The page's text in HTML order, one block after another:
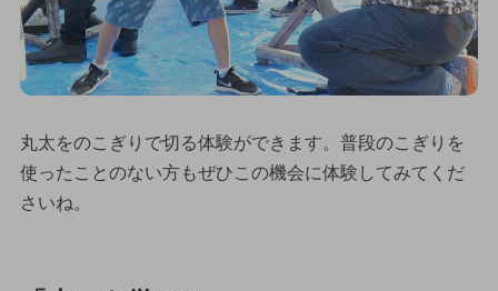
丸太をのこぎりで切る体験ができます。普段のこぎりを
使ったことのない方もぜひこの機会に体験してみてくだ
さいね。